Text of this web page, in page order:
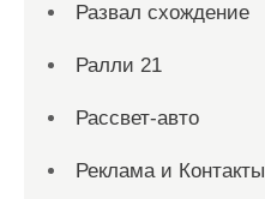
Развал схождение
Ралли 21
Рассвет-авто
Реклама и Контакты